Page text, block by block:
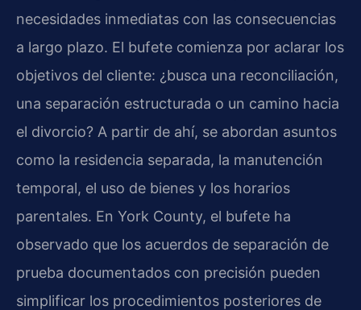
necesidades inmediatas con las consecuencias
a largo plazo. El bufete comienza por aclarar los
objetivos del cliente: ¿busca una reconciliación,
una separación estructurada o un camino hacia
el divorcio? A partir de ahí, se abordan asuntos
como la residencia separada, la manutención
temporal, el uso de bienes y los horarios
parentales. En York County, el bufete ha
observado que los acuerdos de separación de
prueba documentados con precisión pueden
simplificar los procedimientos posteriores de